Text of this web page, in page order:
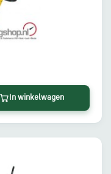
In winkelwagen